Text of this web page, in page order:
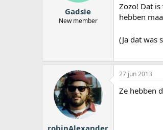
Gadsie
New member
Zozo! Dat
hebben
(Ja dat was
robinAlexander
27 jun 2013
Ze hebben